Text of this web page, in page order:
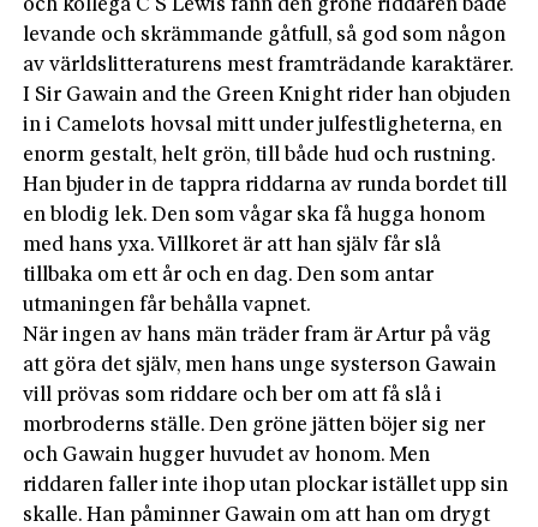
och kollega C S Lewis fann den gröne riddaren både
levande och skrämmande gåtfull, så god som någon
av världslitteraturens mest framträdande karaktärer.
I Sir Gawain and the Green Knight rider han objuden
in i Camelots hovsal mitt under julfestligheterna, en
enorm gestalt, helt grön, till både hud och rustning.
Han bjuder in de tappra riddarna av runda bordet till
en blodig lek. Den som vågar ska få hugga honom
med hans yxa. Villkoret är att han själv får slå
tillbaka om ett år och en dag. Den som antar
utmaningen får behålla vapnet.
När ingen av hans män träder fram är Artur på väg
att göra det själv, men hans unge systerson Gawain
vill prövas som riddare och ber om att få slå i
morbroderns ställe. Den gröne jätten böjer sig ner
och Gawain hugger huvudet av honom. Men
riddaren faller inte ihop utan plockar istället upp sin
skalle. Han påminner Gawain om att han om drygt